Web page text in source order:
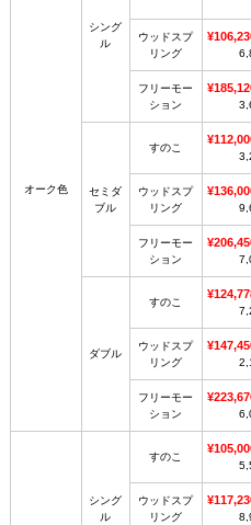
オーク色
シング
ル
ウッドスプ
リング
フリーモー
ション
セミダ
ブル
すのこ
ウッドスプ
リング
フリーモー
ション
ダブル
すのこ
ウッドスプ
リング
フリーモー
ション
シング
ル
すのこ
ウッドスプ
リング